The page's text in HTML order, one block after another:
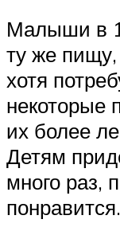
Малыши в 1
ту же
хотя
некоторые
их более
Детям
много раз,
понравится.